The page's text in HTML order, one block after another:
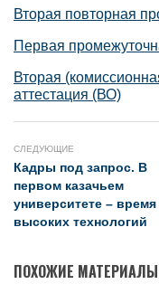
Вторая повторная
Первая
Вторая
аттестация (ВО)
СЛЕДУЮЩИЕ
Кадры под запрос. В
первом казачьем
университете – время
высоких технологий
ПОХОЖИЕ МАТЕРИАЛЫ